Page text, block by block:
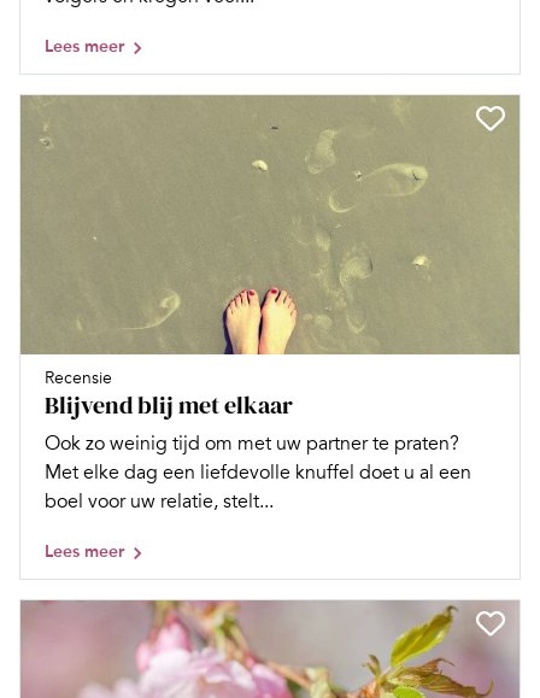
Lees meer
Recensie
Blijvend blij met elkaar
Ook zo weinig tijd om met uw partner te praten?
Met elke dag een liefdevolle knuffel doet u al een
boel voor uw relatie, stelt...
Lees meer